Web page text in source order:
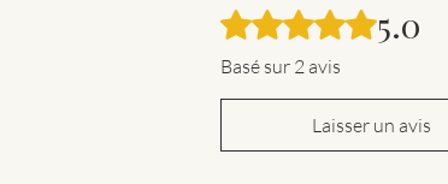
Noté 5 sur 5. 5.0
Basé sur 2 avis
Laisser un avis